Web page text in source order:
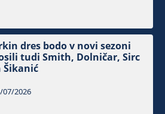
dres bodo v novi sezoni
tudi Smith, Dolničar, Sirc
Šikanić
07/2026